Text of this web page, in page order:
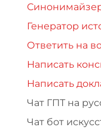
Генератор
Ответить на
Написать
Написать
Чат ГПТ на
Чат бот